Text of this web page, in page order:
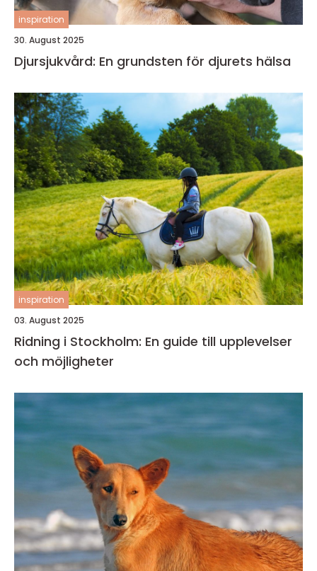
inspiration
30. August 2025
Djursjukvård: En grundsten för djurets hälsa
inspiration
03. August 2025
Ridning i Stockholm: En guide till upplevelser
och möjligheter